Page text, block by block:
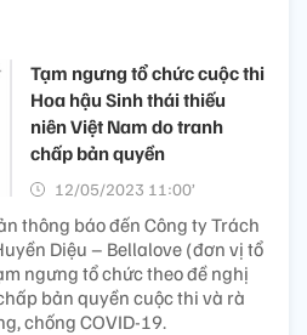
Tạm ngưng tổ chức cuộc thi
Hoa hậu Sinh thái thiếu
niên Việt Nam do tranh
chấp bản quyền
12/05/2023 11:00’
thông báo đến Công ty Trách
Diệu – Bellalove (đơn vị tổ
ngưng tổ chức theo đề nghị
bản quyền cuộc thi và rà
chống COVID-19.